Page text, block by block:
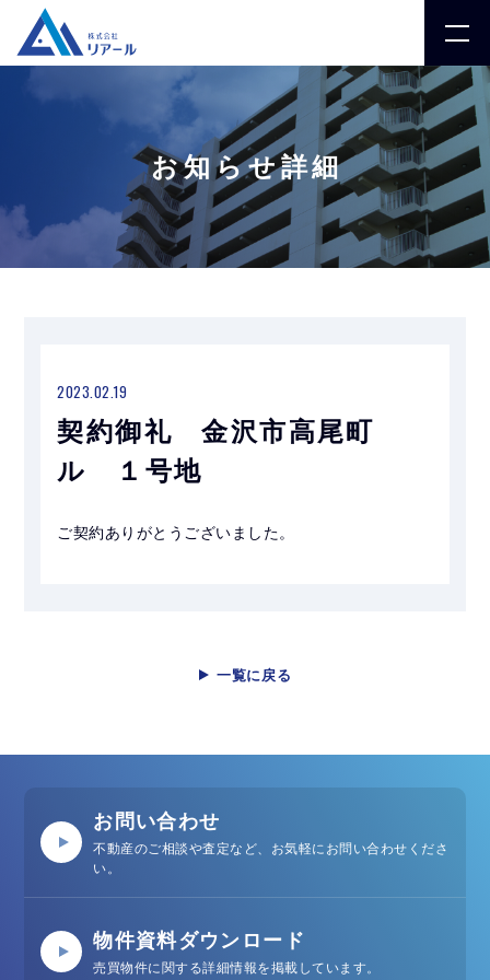
お知らせ詳細
2023.02.19
契約御礼 金沢市高尾町
ル １号地
ご契約ありがとうございました。
一覧に戻る
お問い合わせ
不動産のご相談や査定など、お気軽にお問い合わせくださ
い。
物件資料ダウンロード
売買物件に関する詳細情報を掲載しています。